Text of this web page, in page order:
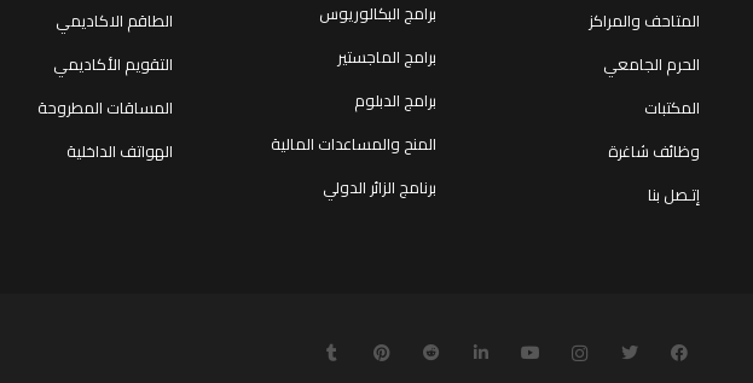
المتاحف والمراكز
الحرم الجامعي
المكتبات
وظائف شاغرة
إتـصل بنا
برامج البكالوريوس
برامج الماجستير
برامج الدبلوم
المنح والمساعدات المالية
برنامج الزائر الدولي
الطاقم الاكاديمي
التقويم الأكاديمي
المساقات المطروحة
الهواتف الداخلية